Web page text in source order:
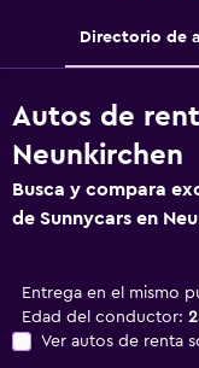
Directorio de
Autos de
Neunkirchen
Busca y compara
de Sunnycars en
Entrega en el mismo
Edad del conductor:
Ver autos de renta